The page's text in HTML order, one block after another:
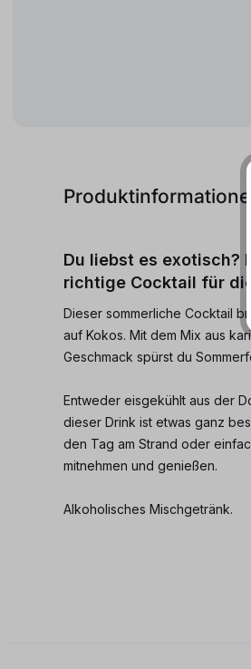
Produktinformationen
Du liebst es exotisch?
richtige Cocktail für
Dieser sommerliche Cocktail
auf Kokos. Mit dem Mix aus
Geschmack spürst du
Entweder eisgekühlt aus der
dieser Drink ist etwas ganz
den Tag am Strand oder
mitnehmen und genießen.
Alkoholisches Mischgetränk.